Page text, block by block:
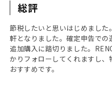
総評
節税したいと思いはじめまし
軒となりました。確定申告での
追加購入に踏切りました。
かりフォローしてくれますし
おすすめです。